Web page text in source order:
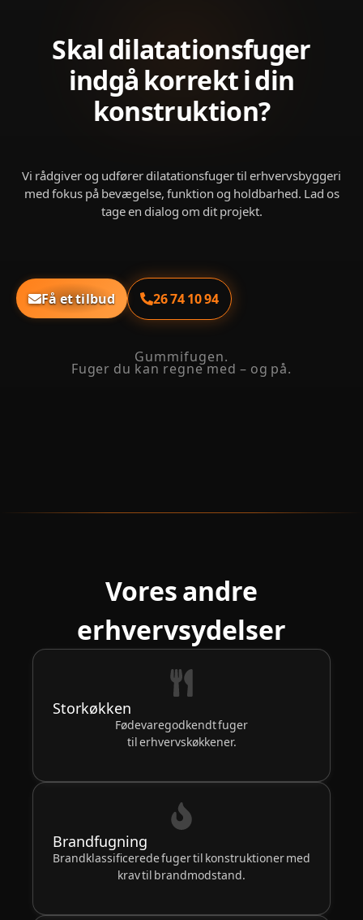
Skal dilatationsfuger
indgå korrekt i din
konstruktion?
Vi rådgiver og udfører dilatationsfuger til erhvervsbyggeri
med fokus på bevægelse, funktion og holdbarhed. Lad os
tage en dialog om dit projekt.
26 74 10 94
Få et tilbud
Gummifugen.
Fuger du kan regne med – og på.
Vores andre
erhvervsydelser
Storkøkken
Fødevaregodkendt fuger
til erhvervskøkkener.
Brandfugning
Brandklassificerede fuger til konstruktioner med
krav til brandmodstand.